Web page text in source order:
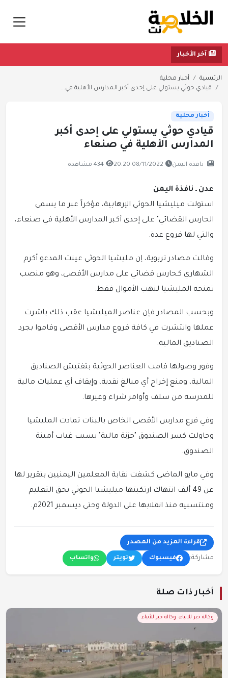
آخر الأخبار
الرئيسية
أخبار محلية
قيادي حوثي يستولي على إحدى أكبر المدارس الأهلية في...
أخبار محلية
قيادي حوثي يستولي على إحدى أكبر
المدارس الأهلية في صنعاء
نافذة اليمن 08/11/2022 20:20 434 مشاهدة
عدن ـ نافذة اليمن
استولت ميليشيا الحوثي الإرهابية، مؤخراً عبر ما يسمى
الحارس القضائي" على إحدى أكبر المدارس الأهلية في صنعاء،
والتي لها فروع عدة.
وقالت مصادر تربوية، إن مليشيا الحوثي عينت المدعو أكرم
الشهاري كـحارس قضائي على مدارس الأقصى، وهو منصب
تمنحه المليشيا لنهب الأموال فقط.
وبحسب المصادر فإن عناصر الميليشيا عقب ذلك باشرت
عملها وانتشرت في كافة فروع مدارس الأقصى وقاموا بجرد
الصناديق المالية.
وفور وصولها قامت العناصر الحوثية بتفتيش الصناديق
المالية، ومنع إخراج أي مبالغ نقدية، وإيقاف أي عمليات مالية
للمدرسة من سلف وأوامر شراء وغيرها.
وفي فرع مدارس الأقصى الخاص بالبنات تمادت المليشيا
وحاولت كسر الصندوق "خزنة مالية" بسبب غياب أمينة
الصندوق.
وفي مايو الماضي كشفت نقابة المعلمين اليمنيين بتقرير لها
عن 49 ألف انتهاك ارتكبتها ميليشيا الحوثي بحق التعليم
ومنتسبيه منذ انقلابها على الدولة وحتى ديسمبر 2021م.
قراءة المزيد من المصدر
مشاركة: فيسبوك تويتر واتساب
أخبار ذات صلة
وكالة خبر للانباء- وكالة خبر للأنباء